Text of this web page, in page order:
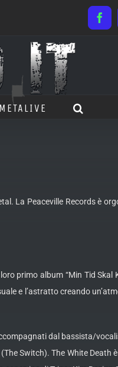
METALIVE
La Peaceville Records è
primo album “Min Tid Skal
e l’astratto creando
dal bassista/
Switch). The White Death